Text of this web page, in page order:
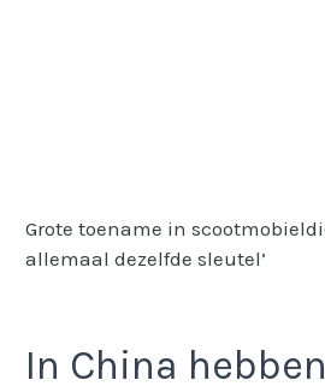
Grote toename in
allemaal dezelfde sleutel’
In China hebben